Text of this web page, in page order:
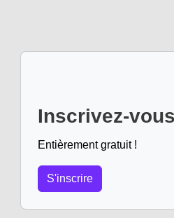
Inscrivez-
Entièrement gratuit !
S'inscrire